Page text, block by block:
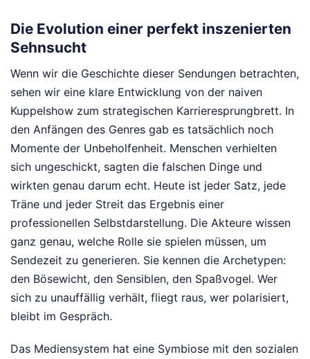
Die Evolution einer perfekt inszenierten
Sehnsucht
Wenn wir die Geschichte dieser Sendungen betrachten,
sehen wir eine klare Entwicklung von der naiven
Kuppelshow zum strategischen Karrieresprungbrett. In
den Anfängen des Genres gab es tatsächlich noch
Momente der Unbeholfenheit. Menschen verhielten
sich ungeschickt, sagten die falschen Dinge und
wirkten genau darum echt. Heute ist jeder Satz, jede
Träne und jeder Streit das Ergebnis einer
professionellen Selbstdarstellung. Die Akteure wissen
ganz genau, welche Rolle sie spielen müssen, um
Sendezeit zu generieren. Sie kennen die Archetypen:
den Bösewicht, den Sensiblen, den Spaßvogel. Wer
sich zu unauffällig verhält, fliegt raus, wer polarisiert,
bleibt im Gespräch.
Das Mediensystem hat eine Symbiose mit den sozialen